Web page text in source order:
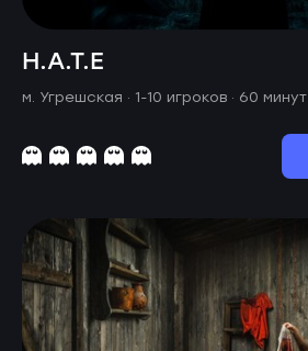
H.A.T.E
м. Угрешская · 1-10 игроков · 60 минут